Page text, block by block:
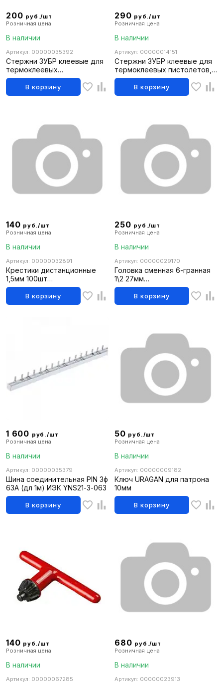
200 руб./шт
Розничная цена
В наличии
Артикул: 00000035392
Стержни ЗУБР клеевые для
термоклеевых
пистолетов,желтый,
сверхсильной фиксации 6 шт
12х300мм
В корзину
290 руб./шт
Розничная цена
В наличии
Артикул: 00000014151
Стержни ЗУБР клеевые для
термоклеевых пистолетов,
прозрачные, универсальные
6 шт, 12х300
В корзину
140 руб./шт
Розничная цена
В наличии
Артикул: 00000032891
Крестики дистанционные
1,5мм 100шт
(10206100\040411\0002915)
В корзину
250 руб./шт
Розничная цена
В наличии
Артикул: 00000029170
Головка сменная 6-гранная
1\2 27мм
(10129060\041012\0005869)
В корзину
1 600 руб./шт
Розничная цена
В наличии
Артикул: 00000035379
Шина соединительная PIN 3ф
63А (дл 1м) ИЭК YNS21-3-063
В корзину
50 руб./шт
Розничная цена
В наличии
Артикул: 00000009182
Ключ URAGAN для патрона
10мм
В корзину
140 руб./шт
Розничная цена
В наличии
Артикул: 00000067285
680 руб./шт
Розничная цена
В наличии
Артикул: 00000023913